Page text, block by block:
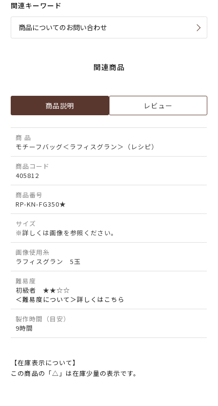
関連キーワード
商品についてのお問い合わせ
関連商品
商品説明 レビュー
商 品
モチーフバッグ＜ラフィスグラン＞（レシピ）
商品コード
405812
商品番号
RP-KN-FG350★
サイズ
※詳しくは画像を参照ください。
画像使用糸
ラフィスグラン 5玉
難易度
初級者 ★★☆☆
＜難易度について＞詳しくはこちら
製作時間（目安）
9時間
【在庫表示について】
この商品の「△」は在庫少量の表示です。